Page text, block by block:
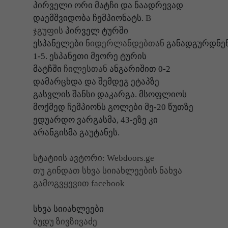
პირველი ორი მატჩი და ნაადრევად
დაემშვიდობა ჩემპიონატს. B
ჯგუფის პირველ ტურში
ესპანელები ნიდერლანდებთან
1-5. ესპანეთი მეორე ტურის
მატჩში ჩილესთან ანგარიშით 0-2
დამარცხდა და შემდეგ ეტაპზე
გასვლის შანსი დაკარგა. მსოფლიოს
მოქმედ ჩემპიონს გოლები მე-20 წუთზე
ედუარდო ვარგასმა, 43-ეზე კი
არანგისმა გაუტანეს.
სტატიის ავტორი: Webdoors.ge
თუ გინდათ სხვა სიიახლეების ნახვა
გამოგვყევით facebook
სხვა სიიახლეები
ბუდუ ზივზივაძე